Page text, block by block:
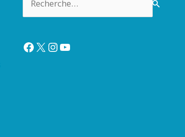
Facebook
X Instagram
YouTube